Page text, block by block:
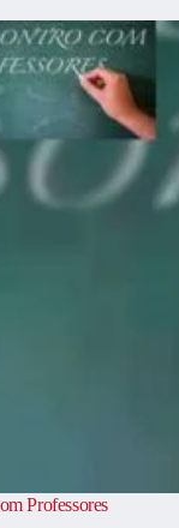
Professores